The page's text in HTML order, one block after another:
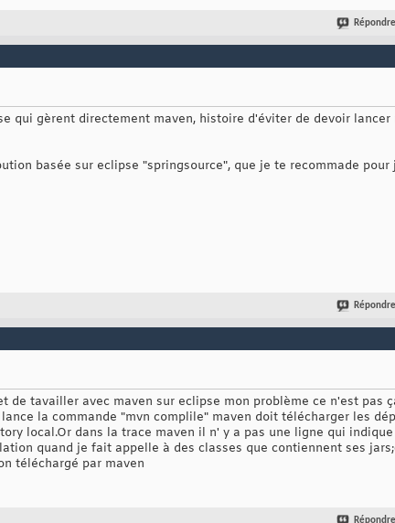
qui gèrent directement maven, histoire d'éviter de devoir lancer
basée sur eclipse "springsource", que je te recommade pour
tavailler avec maven sur eclipse mon problème ce n'est pas
la commande "mvn complile" maven doit télécharger les
local.Or dans la trace maven il n' y a pas une ligne qui
quand je fait appelle à des classes que contiennent ses
téléchargé par maven